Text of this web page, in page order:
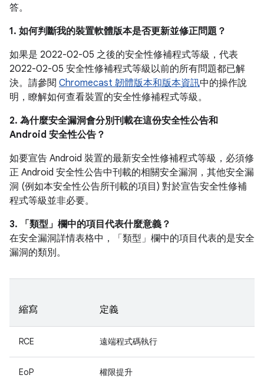
答。
1. 如何判斷我的裝置軟體版本是否更新並修正問題？
如果是 2022-02-05 之後的安全性修補程式等級，代表
2022-02-05 安全性修補程式等級以前的所有問題都已解
決。請參閱 Chromecast 韌體版本和版本資訊中的操作說
明，瞭解如何查看裝置的安全性修補程式等級。
2. 為什麼安全漏洞會分別刊載在這份安全性公告和
Android 安全性公告？
如要宣告 Android 裝置的最新安全性修補程式等級，必須修
正 Android 安全性公告中刊載的相關安全漏洞，其他安全漏
洞 (例如本安全性公告所刊載的項目) 對於宣告安全性修補
程式等級並非必要。
3. 「類型」 欄中的項目代表什麼意義？
在安全漏洞詳情表格中，「類型」 欄中的項目代表的是安全
漏洞的類別。
縮寫 定義
RCE 遠端程式碼執行
EoP 權限提升